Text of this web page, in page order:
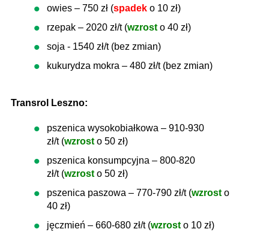
owies – 750 zł (spadek o 10 zł)
rzepak – 2020 zł/t (wzrost o 40 zł)
soja - 1540 zł/t (bez zmian)
kukurydza mokra – 480 zł/t (bez zmian)
Transrol Leszno:
pszenica wysokobiałkowa – 910-930
zł/t (wzrost o 50 zł)
pszenica konsumpcyjna – 800-820
zł/t (wzrost o 50 zł)
pszenica paszowa – 770-790 zł/t (wzrost o
40 zł)
jęczmień – 660-680 zł/t (wzrost o 10 zł)